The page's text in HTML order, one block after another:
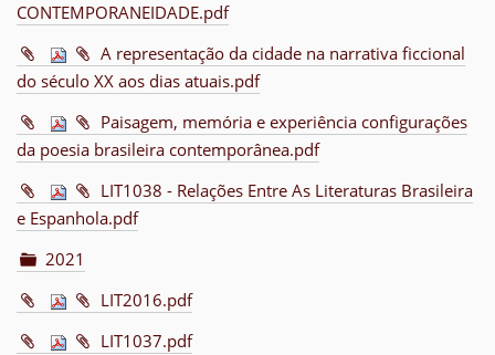
CONTEMPORANEIDADE.pdf
A representação da cidade na narrativa ficcional
do século XX aos dias atuais.pdf
Paisagem, memória e experiência configurações
da poesia brasileira contemporânea.pdf
LIT1038 - Relações Entre As Literaturas Brasileira
e Espanhola.pdf
2021
LIT2016.pdf
LIT1037.pdf